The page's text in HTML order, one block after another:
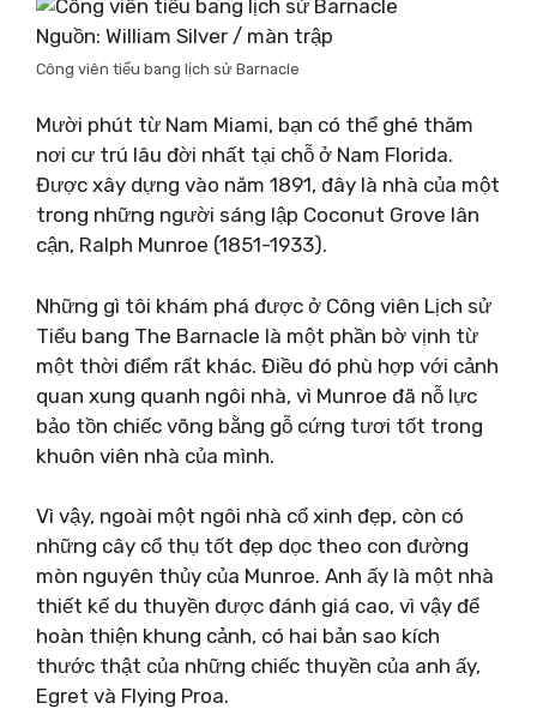
Nguồn: William Silver / màn trập
Công viên tiểu bang lịch sử Barnacle
Mười phút từ Nam Miami, bạn có thể ghé thăm
nơi cư trú lâu đời nhất tại chỗ ở Nam Florida.
Được xây dựng vào năm 1891, đây là nhà của một
trong những người sáng lập Coconut Grove lân
cận, Ralph Munroe (1851-1933).
Những gì tôi khám phá được ở Công viên Lịch sử
Tiểu bang The Barnacle là một phần bờ vịnh từ
một thời điểm rất khác. Điều đó phù hợp với cảnh
quan xung quanh ngôi nhà, vì Munroe đã nỗ lực
bảo tồn chiếc võng bằng gỗ cứng tươi tốt trong
khuôn viên nhà của mình.
Vì vậy, ngoài một ngôi nhà cổ xinh đẹp, còn có
những cây cổ thụ tốt đẹp dọc theo con đường
mòn nguyên thủy của Munroe. Anh ấy là một nhà
thiết kế du thuyền được đánh giá cao, vì vậy để
hoàn thiện khung cảnh, có hai bản sao kích
thước thật của những chiếc thuyền của anh ấy,
Egret và Flying Proa.